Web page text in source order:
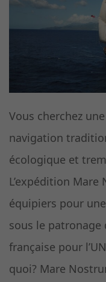
Vous cherchez
navigation
écologique et
L’expédition
équipiers pour
sous le patronage
française pour
quoi? Mare